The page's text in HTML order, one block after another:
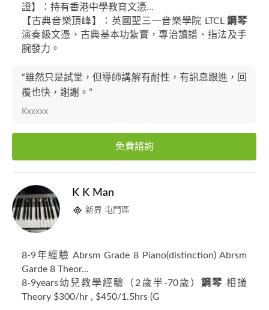
證】：持有香港中學教育文憑...
【古典音樂頂峰】：英國聖三一音樂學院 LTCL鋼琴
演奏級文憑，古典基本功紮實，專治讀譜、指法及手
腕發力。
“雖然只是試堂，但導師講解有耐性，有訊息跟進，回
覆也快，謝謝。”
Kxxxxx
免費諮詢
K K Man
新界 屯門區
8-9年經驗 Abrsm Grade 8 Piano(distinction) Abrsm
Garde 8 Theor...
8-9years幼兒教學經驗（2歲半-70歲） 鋼琴 相議
Theory $300/hr , $450/1.5hrs (G